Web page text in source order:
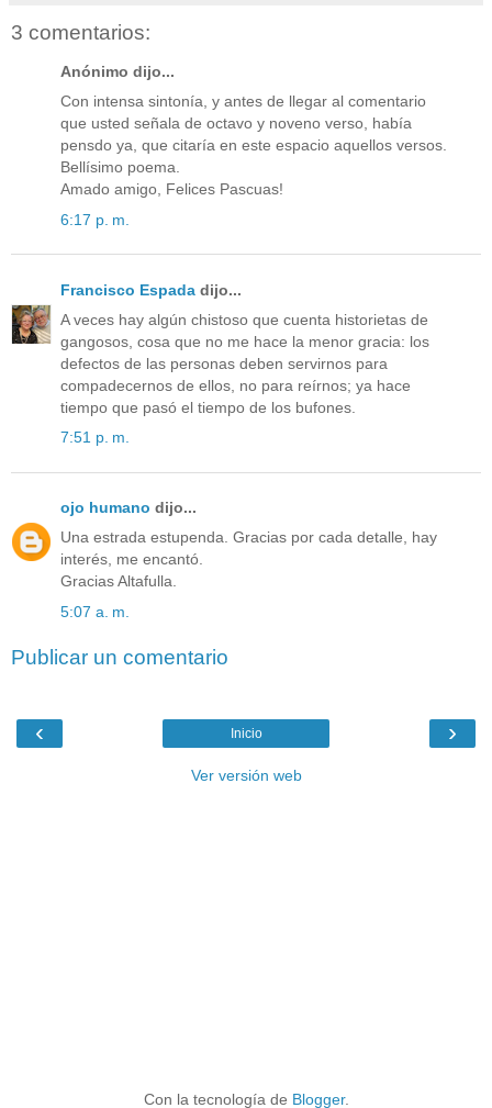
3 comentarios:
Anónimo dijo...
Con intensa sintonía, y antes de llegar al comentario
que usted señala de octavo y noveno verso, había
pensdo ya, que citaría en este espacio aquellos versos.
Bellísimo poema.
Amado amigo, Felices Pascuas!
6:17 p. m.
Francisco Espada dijo...
A veces hay algún chistoso que cuenta historietas de
gangosos, cosa que no me hace la menor gracia: los
defectos de las personas deben servirnos para
compadecernos de ellos, no para reírnos; ya hace
tiempo que pasó el tiempo de los bufones.
7:51 p. m.
ojo humano dijo...
Una estrada estupenda. Gracias por cada detalle, hay
interés, me encantó.
Gracias Altafulla.
5:07 a. m.
Publicar un comentario
‹ ›
Inicio
Ver versión web
Con la tecnología de Blogger.